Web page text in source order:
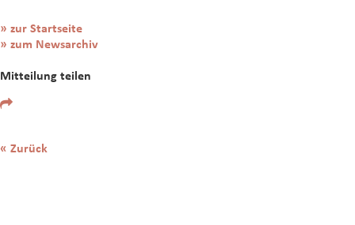
» zur Startseite
» zum Newsarchiv
Mitteilung teilen
« Zurück